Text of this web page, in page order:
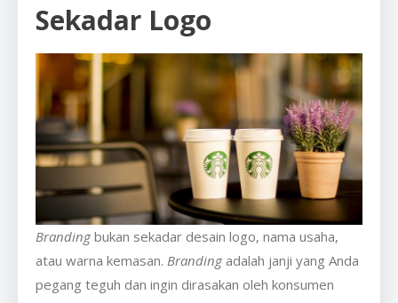
Sekadar Logo
Branding bukan sekadar desain logo, nama usaha,
atau warna kemasan. Branding adalah janji yang Anda
pegang teguh dan ingin dirasakan oleh konsumen